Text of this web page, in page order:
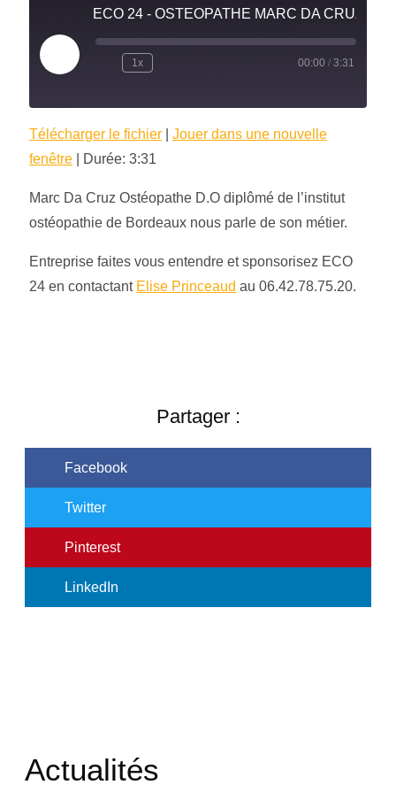
ECO 24 - OSTEOPATHE MARC DA CRUZ
Play
Episode
1x 00:00 / 3:31
Télécharger le fichier
Jouer dans une nouvelle
fenêtre
Durée: 3:31
Marc Da Cruz Ostéopathe D.O diplômé de l’institut
ostéopathie de Bordeaux nous parle de son métier.
Entreprise faites vous entendre et sponsorisez ECO
24 en contactant Elise Princeaud au 06.42.78.75.20.
Partager :
Facebook
Twitter
Pinterest
LinkedIn
Actualités